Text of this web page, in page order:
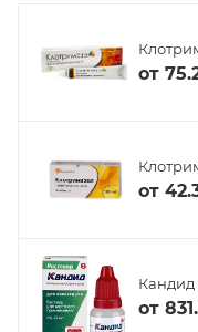
от
от
Кандид
от